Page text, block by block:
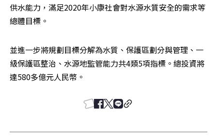
供水能力，滿足2020年小康社會對水源水質安全的需求等
總體目標。
並進一步將規劃目標分解為水質、保護區劃分與管理、一
級保護區整治、水源地監管能力共4類5項指標。總投資將
達580多億元人民幣。